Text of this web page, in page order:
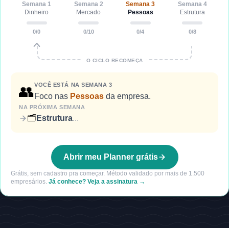
O CICLO RECOMEÇA
Semana1
Dinheiro
0/0
Semana 2
Mercado
0/10
Semana3
Pessoas
0/4
Semana 4
Estrutura
0/8
👥VOCÊ ESTÁ NA SEMANA3
Foco nas Pessoas da empresa.
NA PRÓXIMA SEMANA
🗂️Estrutura...
Grátis, sem cadastro pra começar. Método validado por mais de 1.500
empresários. Já conhece? Veja a assinatura →
Abrir meu Planner grátis